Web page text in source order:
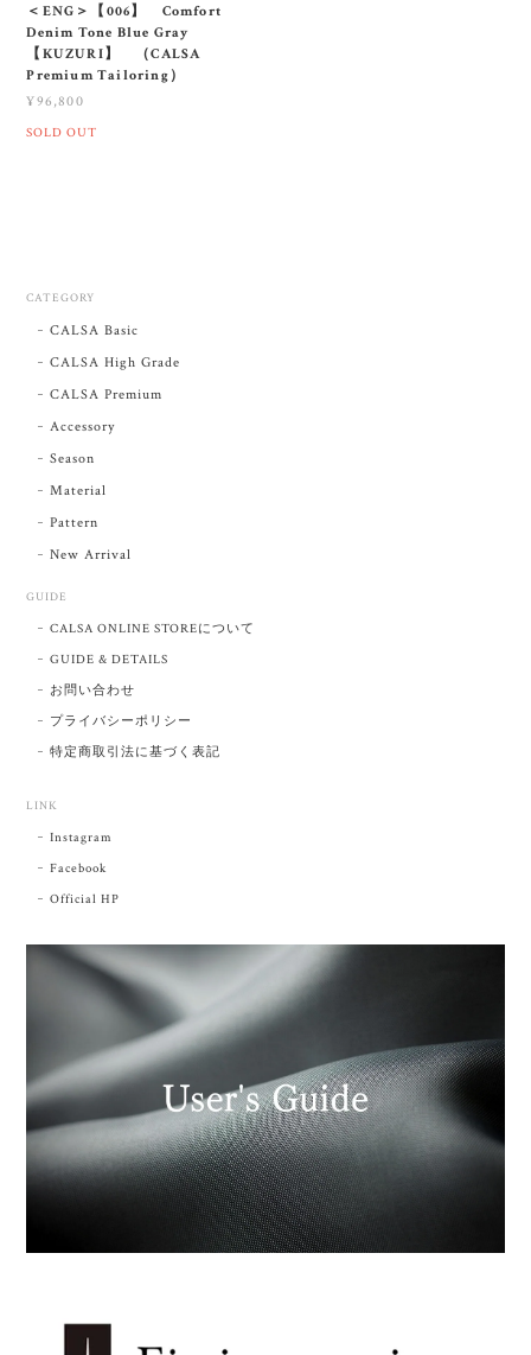
＜ENG＞【006】 Comfort
Denim Tone Blue Gray
【KUZURI】 （CALSA
Premium Tailoring）
¥96,800
SOLD OUT
CATEGORY
CALSA Basic
CALSA High Grade
CALSA Premium
Accessory
Season
Material
Pattern
New Arrival
GUIDE
CALSA ONLINE STOREについて
GUIDE & DETAILS
お問い合わせ
プライバシーポリシー
特定商取引法に基づく表記
LINK
Instagram
Facebook
Official HP